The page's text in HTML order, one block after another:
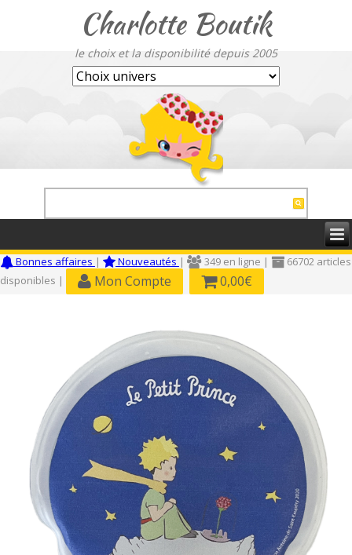
Charlotte Boutik
le choix et la disponibilité depuis 2005
Bonnes affaires | Nouveautés | 349 en ligne |
66702 articles
disponibles |
Mon Compte 0,00€